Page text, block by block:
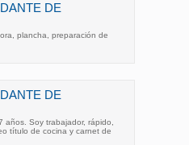
DE
plancha, preparación de
DE
Soy trabajador, rápido,
título de cocina y carnet de